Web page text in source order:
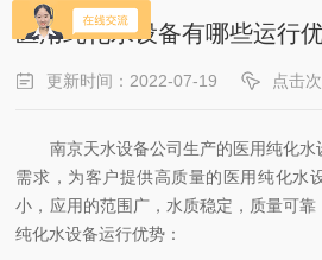
医用纯化水设备有哪些运行
更新时间：2022-07-19 点击
南京天水设备公司生产的医用纯化水
需求，为客户提供高质量的医用纯化水
小，应用的范围广，水质稳定，质量可
纯化水设备运行优势：